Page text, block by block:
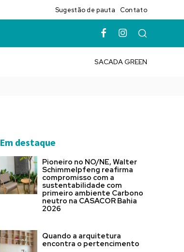
Sugestão de pauta Contato
SACADA GREEN
Em destaque
Pioneiro no NO/NE, Walter
Schimmelpfeng reafirma
compromisso com a
sustentabilidade com
primeiro ambiente Carbono
neutro na CASACOR Bahia
2026
Quando a arquitetura
encontra o pertencimento